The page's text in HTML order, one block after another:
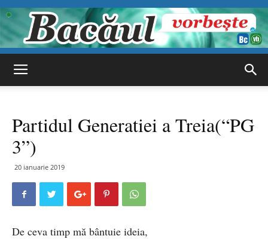
vorbește
Partidul Generatiei a Treia(“PG
3”)
20 ianuarie 2019
De ceva timp mă bântuie ideia,